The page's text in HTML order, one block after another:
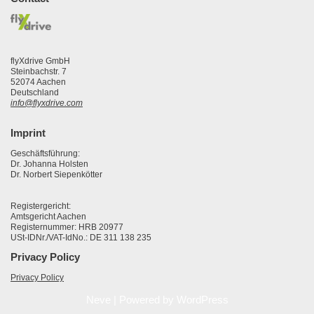
flyXdrive GmbH
Steinbachstr. 7
52074 Aachen
Deutschland
info@flyxdrive.com
Imprint
Geschäftsführung:
Dr. Johanna Holsten
Dr. Norbert Siepenkötter
Registergericht:
Amtsgericht Aachen
Registernummer: HRB 20977
USt-IDNr./VAT-IdNo.: DE 311 138 235
Privacy Policy
Privacy Policy